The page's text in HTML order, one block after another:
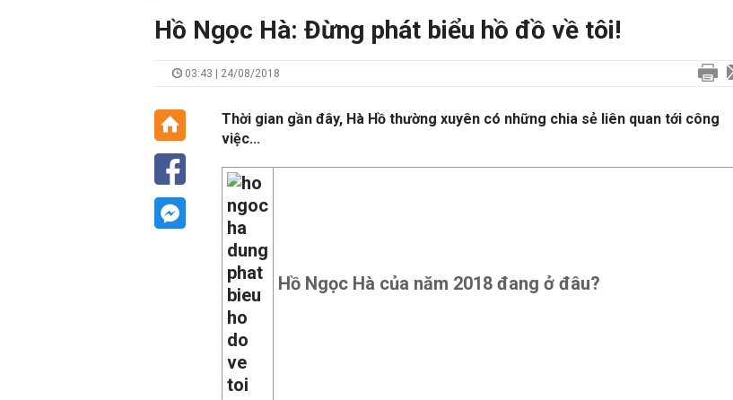
Hồ Ngọc Hà: Đừng phát biểu hồ đồ về tôi!
03:43 | 24/08/2018
Thời gian gần đây, Hà Hồ thường xuyên có những chia sẻ liên quan tới công
việc...
Hồ Ngọc Hà của năm 2018 đang ở đâu?